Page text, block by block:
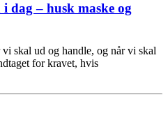
dag – husk maske og
skal ud og handle, og når vi skal
for kravet, hvis